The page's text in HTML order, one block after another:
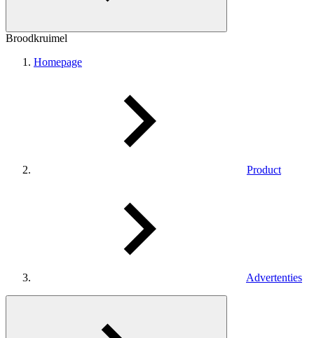
Broodkruimel
Homepage
Product
Advertenties